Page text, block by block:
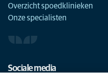
Overzicht spoedklinieken
Onze specialisten
Sociale media